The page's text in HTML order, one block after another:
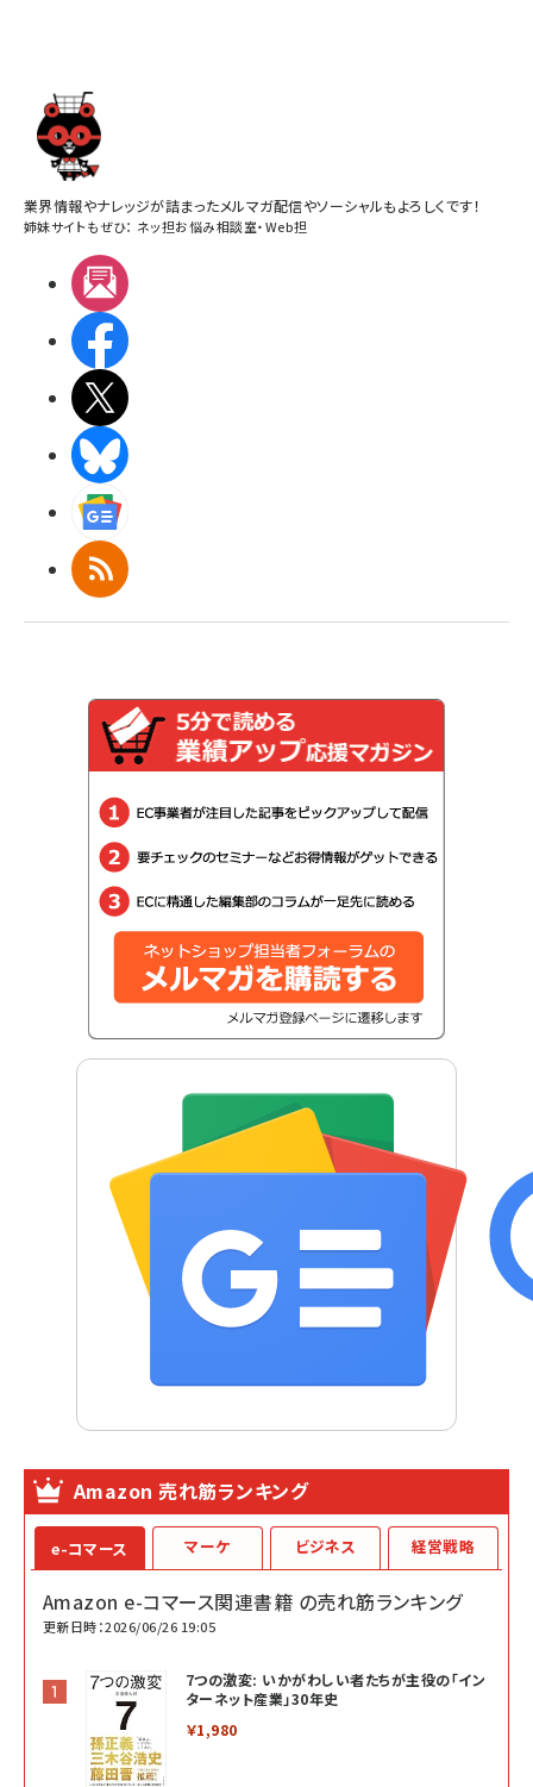
業界情報やナレッジが詰まったメルマガ配信やソーシャルもよろしくです！
姉妹サイトもぜひ： ネッ担お悩み相談室・Web担
RSS
Amazon 売れ筋ランキング
e-コマース
Amazon e-コマース関連書籍 の売れ筋ランキング
更新日時：2026/06/26 19:05
7つの激変: いかがわしい者たちが主役の「イン
ターネット産業」30年史
￥1,980
マーケ ビジネス 経営戦略